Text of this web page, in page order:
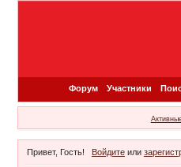
Форум Участники
Привет, Гость! Войдитеили